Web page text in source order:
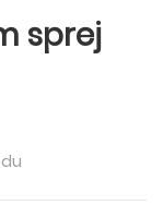
sprej